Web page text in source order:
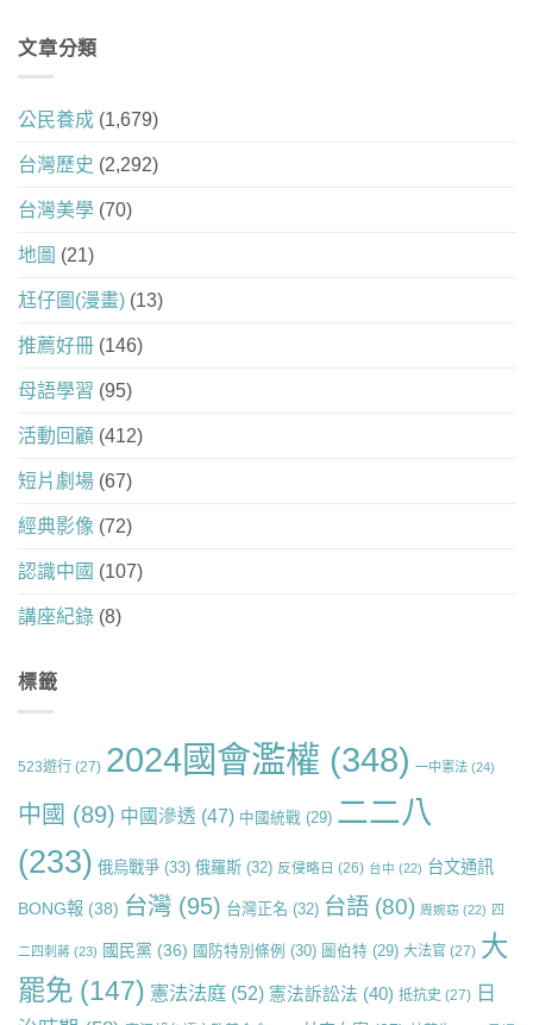
文章分類
公民養成 (1,679)
台灣歷史 (2,292)
台灣美學 (70)
地圖 (21)
尪仔圖(漫畫) (13)
推薦好冊 (146)
母語學習 (95)
活動回顧 (412)
短片劇場 (67)
經典影像 (72)
認識中國 (107)
講座紀錄 (8)
標籤
523遊行 (27) 2024國會濫權 (348) 一中憲法 (24)
中國 (89) 中國滲透 (47) 中國統戰 (29) 二二八
(233) 俄烏戰爭 (33) 俄羅斯 (32) 反侵略日 (26) 台中 (22) 台文通訊
BONG報 (38) 台灣 (95) 台灣正名 (32) 台語 (80) 周婉窈 (22) 四
二四刺蔣 (23) 國民黨 (36) 國防特別條例 (30) 圖伯特 (29) 大法官 (27) 大
罷免 (147) 憲法法庭 (52) 憲法訴訟法 (40) 抵抗史 (27) 日